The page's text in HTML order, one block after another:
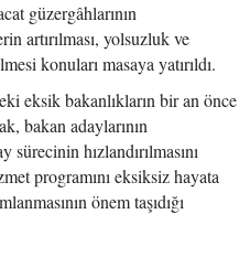
güzergâhlarının
artırılması, yolsuzluk ve
konuları masaya yatırıldı.
eksik bakanlıkların bir an önce
bakan adaylarının
hızlandırılmasını
programını eksiksiz hayata
önem taşıdığı